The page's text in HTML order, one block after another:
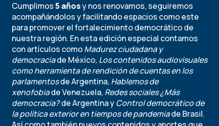
Cumplimos5 añosy nos renovamos, seguiremos
acompañándolos y facilitando espacios como este
para promover el fortalecimiento democrático de
nuestra región. En esta edición especial contamos
con artículos comoMadurez ciudadana y
democraciade México, Los contenidos audiovisuales
como herramienta de rendición de cuentas en los
parlamentosde Argentina, Hablemos de
xenofobiade Venezuela, Redes sociales ¿Más
democracia?de Argentina yControl democrático de
la política exterior en tiempos de pandemiade Brasil.